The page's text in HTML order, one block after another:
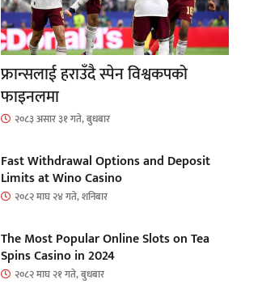
फ्रान्सलाई हराउँदै स्पेन विश्वकपको
फाइनलमा
२०८३ असार ३१ गते, बुधबार
Fast Withdrawal Options and Deposit
Limits at Wino Casino
२०८२ माघ २४ गते, शनिबार
The Most Popular Online Slots on Tea
Spins Casino in 2024
२०८२ माघ २१ गते, बुधबार